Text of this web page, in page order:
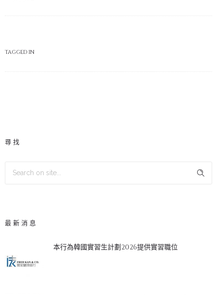
TAGGED IN
尋找
最新消息
本行為韓國實習生計劃2026提供實習職位